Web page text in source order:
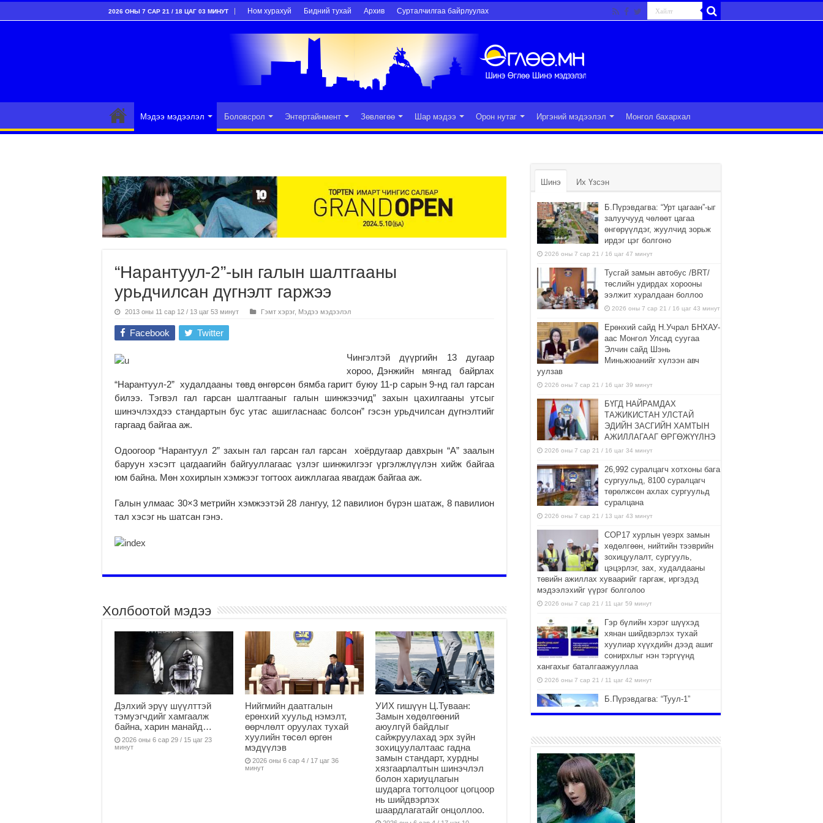
2026 ОНЫ 7 САР 21 / 18 ЦАГ 03 МИНУТ Ном хурахуй Бидний тухай Архив Сурталчилгаа байрлуулах
Мэдээ мэдээлэл Боловсрол Энтертайнмент Зөвлөгөө Шар мэдээ Орон нутаг Иргэний мэдээлэл Монгол бахархал
“Нарантуул-2”-ын галын шалтгааны
урьдчилсан дүгнэлт гаржээ
2013 оны 11 сар 12 / 13 цаг 53 минут Гэмт хэрэг, Мэдээ мэдээлэл
Facebook Twitter
Чингэлтэй дүүргийн 13 дугаар
хороо, Дэнжийн мянгад байрлах
“Нарантуул-2” худалдааны төвд өнгөрсөн бямба гаригт буюу 11-р сарын 9-нд гал гарсан
билээ. Тэгвэл гал гарсан шалтгааныг галын шинжээчид” захын цахилгааны утсыг
шинэчлэхдээ стандартын бус утас ашигласнаас болсон” гэсэн урьдчилсан дүгнэлтийг
гаргаад байгаа аж.
Одоогоор “Нарантуул 2” захын гал гарсан гал гарсан хоёрдугаар давхрын “А” заалын
баруун хэсэгт цагдаагийн байгууллагаас үзлэг шинжилгээг үргэлжлүүлэн хийж байгаа
юм байна. Мөн хохирлын хэмжээг тогтоох аижллагаа явагдаж байгаа аж.
Галын улмаас 30×3 метрийн хэмжээтэй 28 лангуу, 12 павилион бүрэн шатаж, 8 павилион
тал хэсэг нь шатсан гэнэ.
Холбоотой мэдээ
Дэлхий эрүү шүүлттэй
тэмуэгчдийг хамгаалж
байна, харин манайд…
2026 оны 6 сар 29 / 15 цаг 23
минут
Нийгмийн даатгалын
ерөнхий хуульд нэмэлт,
өөрчлөлт оруулах тухай
хуулийн төсөл өргөн
мэдүүлэв
2026 оны 6 сар 4 / 17 цаг 36
минут
УИХ гишүүн Ц.Туваан:
Замын хөдөлгөөний
аюулгүй байдлыг
сайжруулахад эрх зүйн
зохицуулалтаас гадна
замын стандарт, хурдны
хязгаарлалтын шинэчлэл
болон хариуцлагын
шударга тогтолцоог цогцоор
нь шийдвэрлэх
шаардлагатайг онцоллоо.
Шинэ Их Үзсэн
Б.Пүрэвдагва: “Урт цагаан”-ыг
залуучууд чөлөөт цагаа
өнгөрүүлдэг, жуулчид зорьж
ирдэг цэг болгоно
2026 оны 7 сар 21 / 16 цаг 47 минут
Тусгай замын автобус /BRT/
төслийн удирдах хорооны
ээлжит хуралдаан боллоо
2026 оны 7 сар 21 / 16 цаг 43 минут
Ерөнхий сайд Н.Учрал БНХАУ-
аас Монгол Улсад суугаа
Элчин сайд Шэнь
Миньжюанийг хүлээн авч
уулзав
2026 оны 7 сар 21 / 16 цаг 39 минут
БҮГД НАЙРАМДАХ
ТАЖИКИСТАН УЛСТАЙ
ЭДИЙН ЗАСГИЙН ХАМТЫН
АЖИЛЛАГААГ ӨРГӨЖҮҮЛНЭ
2026 оны 7 сар 21 / 16 цаг 34 минут
26,992 суралцагч хотхоны бага
сургуульд, 8100 суралцагч
төрөлжсөн ахлах сургуульд
суралцана
2026 оны 7 сар 21 / 13 цаг 43 минут
COP17 хурлын үеэрх замын
хөдөлгөөн, нийтийн тээврийн
зохицуулалт, сургууль,
цэцэрлэг, зах, худалдааны
төвийн ажиллах хуваарийг гаргаж, иргэдэд
мэдээлэхийг үүрэг болголоо
2026 оны 7 сар 21 / 11 цаг 59 минут
Гэр бүлийн хэрэг шүүхэд
хянан шийдвэрлэх тухай
хуулиар хүүхдийн дээд ашиг
сонирхлыг нэн тэргүүнд
хангахыг баталгаажууллаа
2026 оны 7 сар 21 / 11 цаг 42 минут
Б.Пүрэвдагва: “Туул-1”
2026 оны 7 сар 21 / 10 цаг 15 минут
НИЙСЛЭЛ, АЙМГИЙН
УДИРДЛАГУУДЫН АЖЛЫГ
ХҮНД СУРТЛЫГ БУУРУУЛЖ,
ИРГЭД, АЖ АХУЙН НЭГЖИЙН
АЧААГ ХЭРХЭН ХӨНГӨЛСНӨӨР ДҮГНЭНЭ